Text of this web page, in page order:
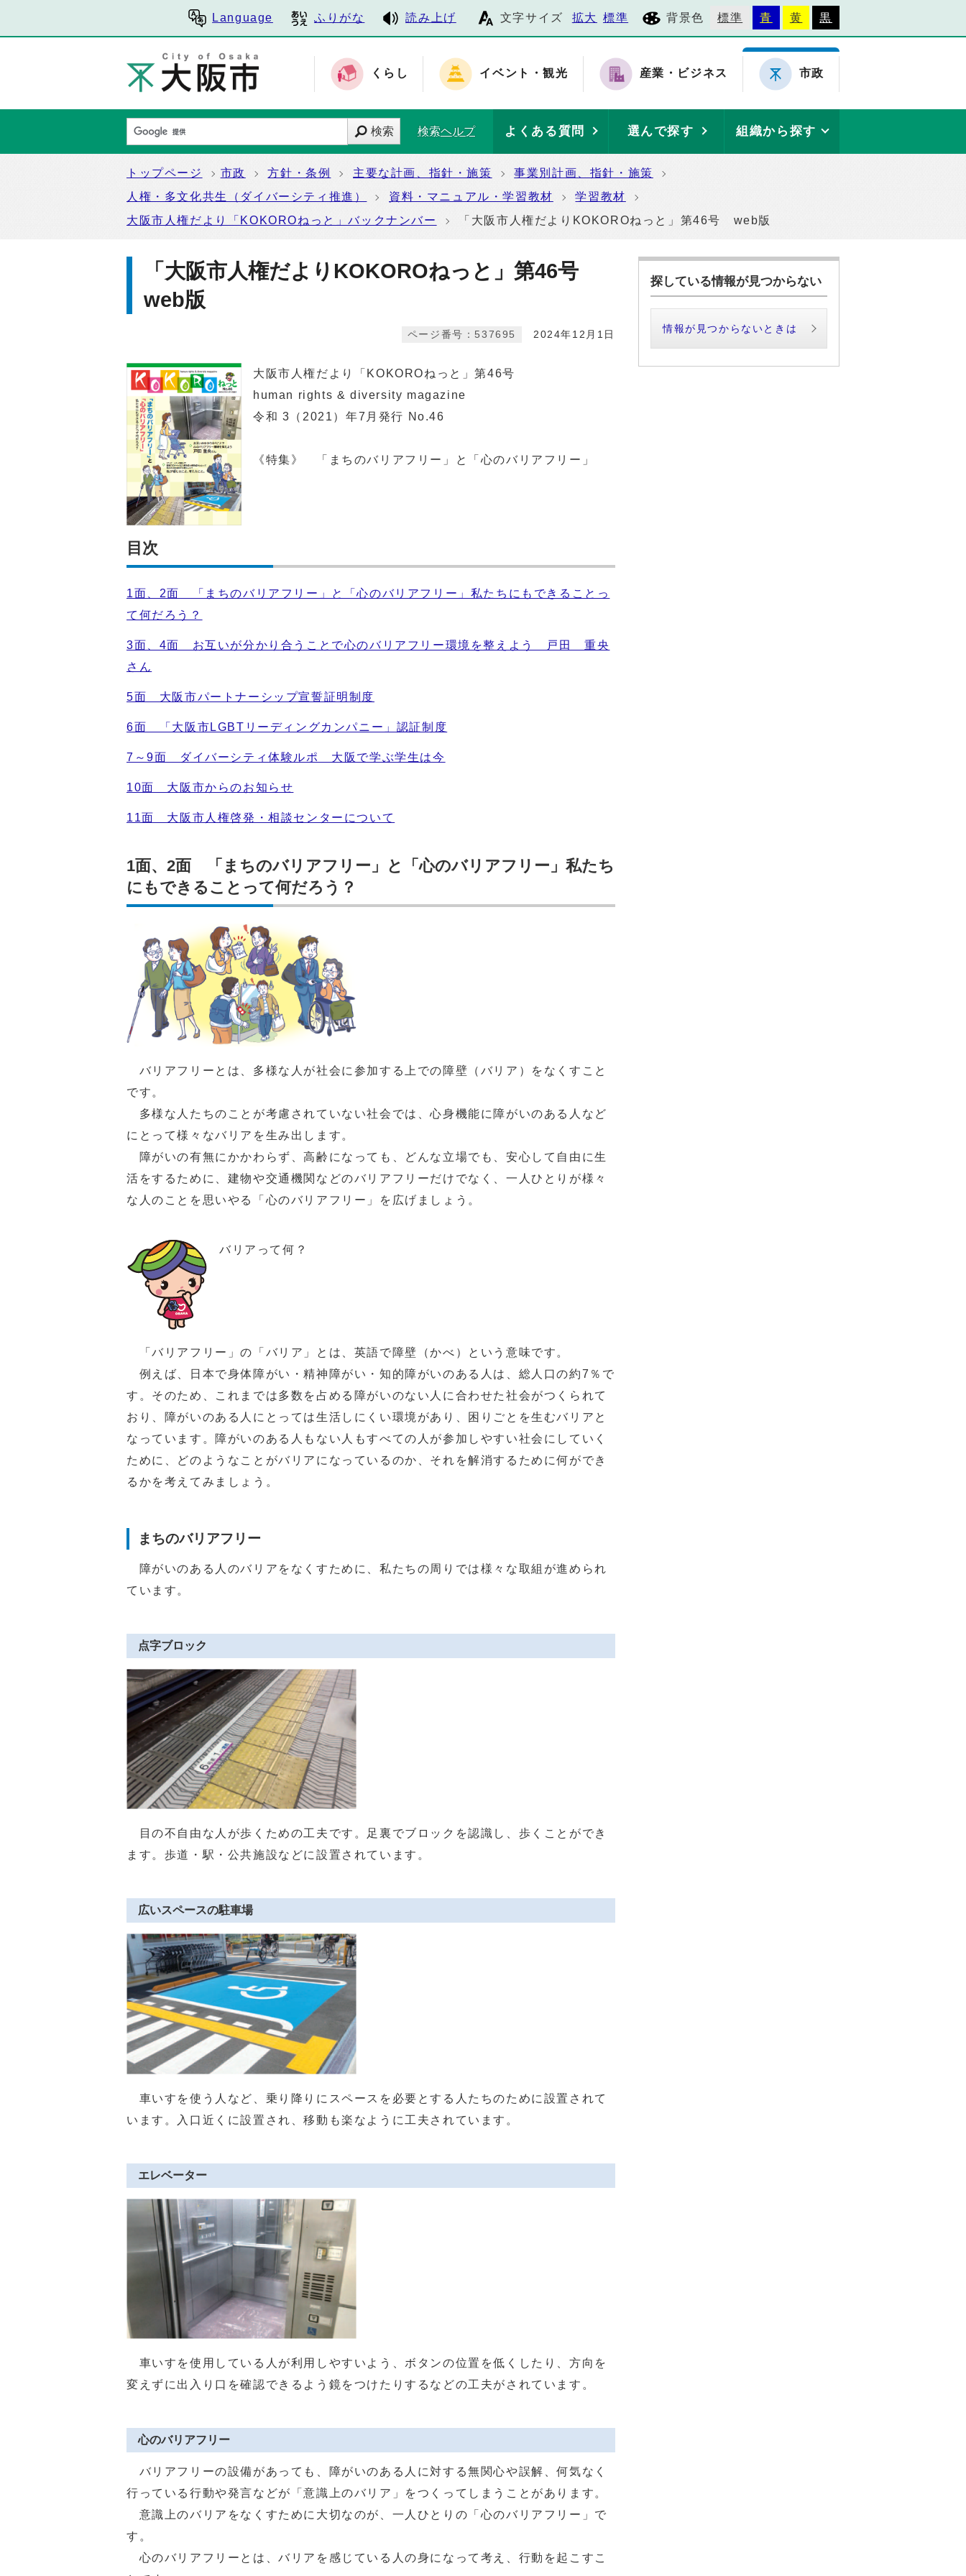
Language ふりがな 読み上げ 文字サイズ 拡大 標準 背景色 標準 青 黄 黒
くらし イベント・観光 産業・ビジネス 市政
検索 検索ヘルプ よくある質問 選んで探す 組織から探す
トップページ 市政 方針・条例 主要な計画、指針・施策
事業別計画、指針・施策
人権・多文化共生（ダイバーシティ推進）
資料・マニュアル・学習教材
学習教材
大阪市人権だより「KOKOROねっと」バックナンバー
「大阪市人権だよりKOKOROねっと」第46号 web版
「大阪市人権だよりKOKOROねっと」第46号
web版
2024年12月1日
ページ番号：537695
大阪市人権だより「KOKOROねっと」第46号
human rights & diversity magazine
令和 3（2021）年7月発行 No.46
《特集》 「まちのバリアフリー」と「心のバリアフリー」
目次
1面、2面 「まちのバリアフリー」と「心のバリアフリー」私たちにもできることっ
て何だろう？
3面、4面 お互いが分かり合うことで心のバリアフリー環境を整えよう 戸田 重央
さん
5面 大阪市パートナーシップ宣誓証明制度
6面 「大阪市LGBTリーディングカンパニー」認証制度
7～9面 ダイバーシティ体験ルポ 大阪で学ぶ学生は今
10面 大阪市からのお知らせ
11面 大阪市人権啓発・相談センターについて
1面、2面 「まちのバリアフリー」と「心のバリアフリー」私たち
にもできることって何だろう？
バリアフリーとは、多様な人が社会に参加する上での障壁（バリア）をなくすこと
です。
多様な人たちのことが考慮されていない社会では、心身機能に障がいのある人など
にとって様々なバリアを生み出します。
障がいの有無にかかわらず、高齢になっても、どんな立場でも、安心して自由に生
活をするために、建物や交通機関などのバリアフリーだけでなく、一人ひとりが様々
な人のことを思いやる「心のバリアフリー」を広げましょう。
バリアって何？
「バリアフリー」の「バリア」とは、英語で障壁（かべ）という意味です。
例えば、日本で身体障がい・精神障がい・知的障がいのある人は、総人口の約7％で
す。そのため、これまでは多数を占める障がいのない人に合わせた社会がつくられて
おり、障がいのある人にとっては生活しにくい環境があり、困りごとを生むバリアと
なっています。障がいのある人もない人もすべての人が参加しやすい社会にしていく
ために、どのようなことがバリアになっているのか、それを解消するために何ができ
るかを考えてみましょう。
まちのバリアフリー
障がいのある人のバリアをなくすために、私たちの周りでは様々な取組が進められ
ています。
点字ブロック
目の不自由な人が歩くための工夫です。足裏でブロックを認識し、歩くことができ
ます。歩道・駅・公共施設などに設置されています。
広いスペースの駐車場
車いすを使う人など、乗り降りにスペースを必要とする人たちのために設置されて
います。入口近くに設置され、移動も楽なように工夫されています。
エレベーター
車いすを使用している人が利用しやすいよう、ボタンの位置を低くしたり、方向を
変えずに出入り口を確認できるよう鏡をつけたりするなどの工夫がされています。
心のバリアフリー
バリアフリーの設備があっても、障がいのある人に対する無関心や誤解、何気なく
行っている行動や発言などが「意識上のバリア」をつくってしまうことがあります。
意識上のバリアをなくすために大切なのが、一人ひとりの「心のバリアフリー」で
す。
心のバリアフリーとは、バリアを感じている人の身になって考え、行動を起こすこ
探している情報が見つからない
情報が見つからないときは